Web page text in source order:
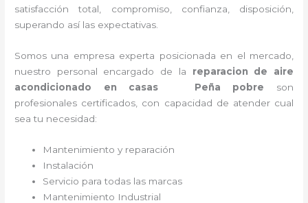
satisfacción total, compromiso, confianza, disposición,
superando así las expectativas.
Somos una empresa experta posicionada en el mercado,
nuestro personal encargado de la reparacion de aire
acondicionado en casas Peña pobre
son
profesionales certificados, con capacidad de atender cual
sea tu necesidad:
Mantenimiento y reparación
Instalación
Servicio para todas las marcas
Mantenimiento Industrial